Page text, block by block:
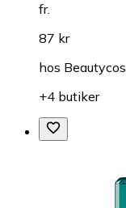
fr.
87 kr
hos Beautycos
+4 butiker